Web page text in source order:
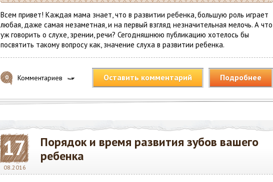
Всем привет! Каждая мама знает, что в развитии ребенка, большую роль играет
любая, даже самая незаметная, и на первый взгляд незначительная мелочь. А что
уж говорить о слухе, зрении, речи? Сегодняшнюю публикацию хотелось бы
посвятить такому вопросу как, значение слуха в развитии ребенка.
0 Комментариев Подробнее
Оставить комментарий
17
08.2016
Порядок и время развития зубов вашего
ребенка